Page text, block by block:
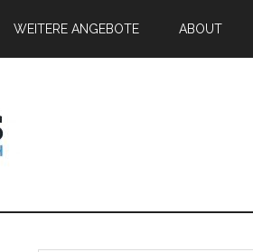
WEITERE ANGEBOTE ABOUT